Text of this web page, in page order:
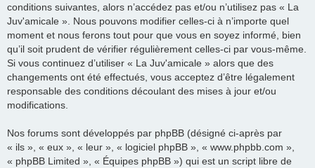
conditions suivantes, alors n’accédez pas et/ou n’utilisez pas « La
Juv'amicale ». Nous pouvons modifier celles-ci à n’importe quel
moment et nous ferons tout pour que vous en soyez informé, bien
qu’il soit prudent de vérifier régulièrement celles-ci par vous-même.
Si vous continuez d’utiliser « La Juv'amicale » alors que des
changements ont été effectués, vous acceptez d’être légalement
responsable des conditions découlant des mises à jour et/ou
modifications.
Nos forums sont développés par phpBB (désigné ci-après par
« ils », « eux », « leur », « logiciel phpBB », « www.phpbb.com »,
« phpBB Limited », « Équipes phpBB ») qui est un script libre de